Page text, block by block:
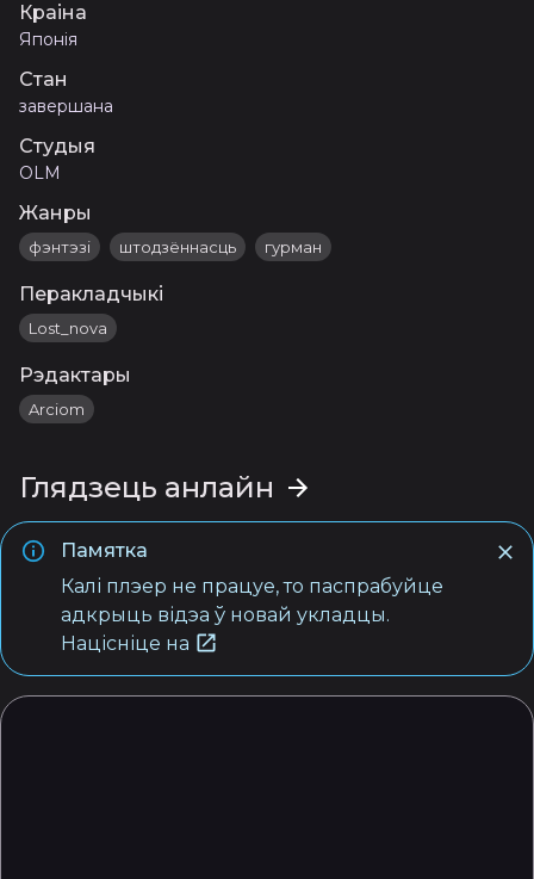
Краіна
Японія
Стан
завершана
Студыя
OLM
Жанры
фэнтэзі штодзённасць гурман
Перакладчыкі
Lost_nova
Рэдактары
Arciom
Глядзець анлайн
Памятка
Калі плэер не працуе, то паспрабуйце
адкрыць відэа ў новай укладцы.
Націсніце на